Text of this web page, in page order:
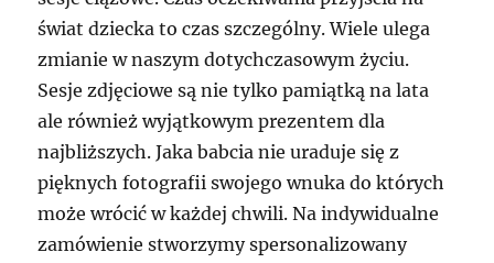
świat dziecka to czas szczególny. Wiele ulega
zmianie w naszym dotychczasowym życiu.
Sesje zdjęciowe są nie tylko pamiątką na lata
ale również wyjątkowym prezentem dla
najbliższych. Jaka babcia nie uraduje się z
pięknych fotografii swojego wnuka do których
może wrócić w każdej chwili. Na indywidualne
zamówienie stworzymy spersonalizowany